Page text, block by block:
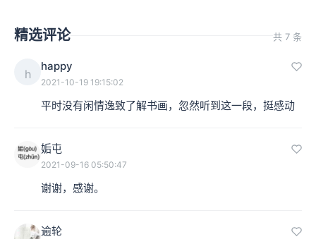
精选评论 共 7 条
h
happy
2021-10-19 19:15:02
平时没有闲情逸致了解书画，忽然听到这一段，挺感动
姤屯
2021-09-16 05:50:47
谢谢，感谢。
逾轮